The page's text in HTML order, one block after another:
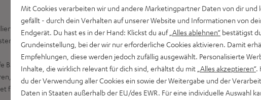
Stereo-Sound, über 130 dB maximaler
wie LED-Bars und synchronisiere sie
bis 36 Hz (- 6 dB), hochbelastbarer
fein aufgelösten Sound, 440 Watt (RMS)
für Live-Musik, Performances, Reden und
Mit Cookies verarbeiten wir und andere Marketingpartner Daten von dir und
gefällt - durch dein Verhalten auf unserer Website und Informationen von
Endgerät. Du hast es in der Hand: Klickst du auf „Alles ablehnen“ bestätigst
Grundeinstellung, bei der wir nur erforderliche Cookies aktivieren. Damit
Empfehlungen, diese werden jedoch zufällig ausgewählt. Personalisierte
Inhalte, die wirklich relevant für dich sind, erhältst du mit „Alles akzeptieren“.
du der Verwendung aller Cookies ein sowie der Weitergabe und der
Daten in Staaten außerhalb der EU/des EWR. Für eine individuelle Auswahl